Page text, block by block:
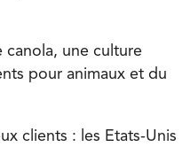
canola, une culture
pour animaux et du
clients : les Etats-Unis